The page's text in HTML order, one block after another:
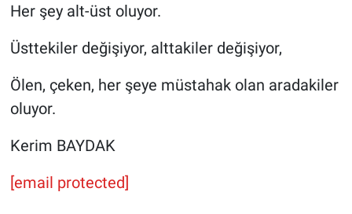
Her şey alt-üst oluyor.
Üsttekiler değişiyor, alttakiler değişiyor,
Ölen, çeken, her şeye müstahak olan aradakiler
oluyor.
Kerim BAYDAK
[email protected]